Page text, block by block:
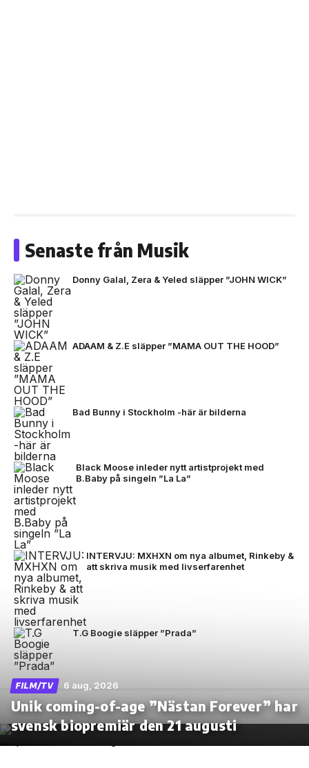
Senaste från Musik
Donny Galal, Zera & Yeled släpper ”JOHN WICK”
ADAAM & Z.E släpper ”MAMA OUT THE HOOD”
Bad Bunny i Stockholm -här är bilderna
Black Moose inleder nytt artistprojekt med
B.Baby på singeln ”La La”
INTERVJU: MXHXN om nya albumet, Rinkeby &
att skriva musik med livserfarenhet
T.G Boogie släpper ”Prada”
FILM/TV 6 aug, 2026
Unik coming-of-age ”Nästan Forever” har
svensk biopremiär den 21 augusti